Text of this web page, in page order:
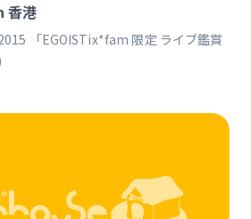
香港
「EGOISTix*fam 限定 ライブ鑑賞